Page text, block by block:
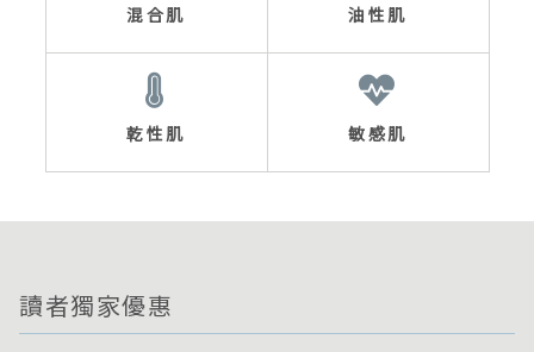
混合肌 油性肌
乾性肌 敏感肌
讀者獨家優惠